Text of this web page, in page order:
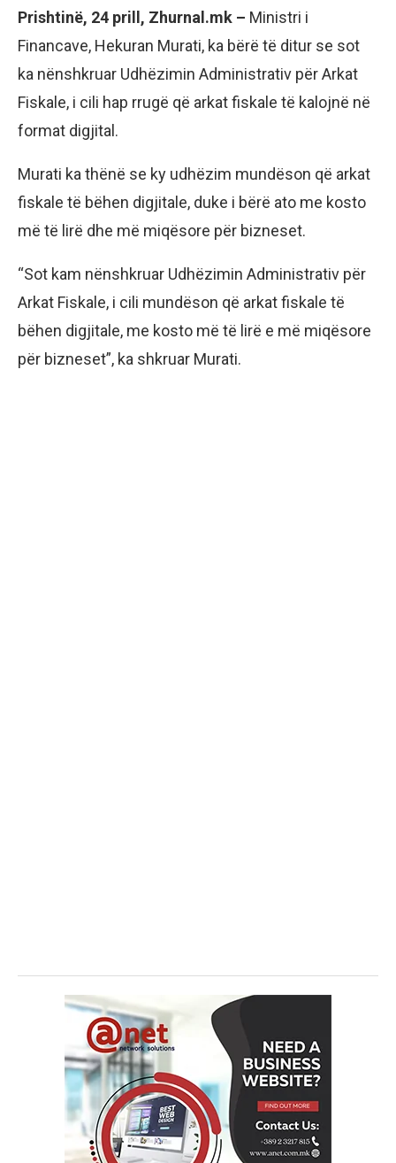
Prishtinë, 24 prill, Zhurnal.mk – Ministri i
Financave, Hekuran Murati, ka bërë të ditur se sot
ka nënshkruar Udhëzimin Administrativ për Arkat
Fiskale, i cili hap rrugë që arkat fiskale të kalojnë në
format digjital.
Murati ka thënë se ky udhëzim mundëson që arkat
fiskale të bëhen digjitale, duke i bërë ato me kosto
më të lirë dhe më miqësore për bizneset.
“Sot kam nënshkruar Udhëzimin Administrativ për
Arkat Fiskale, i cili mundëson që arkat fiskale të
bëhen digjitale, me kosto më të lirë e më miqësore
për bizneset”, ka shkruar Murati.